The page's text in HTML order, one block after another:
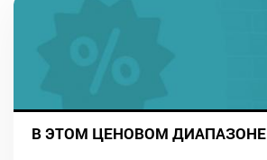
В ЭТОМ ЦЕНОВОМ ДИАПАЗОНЕ